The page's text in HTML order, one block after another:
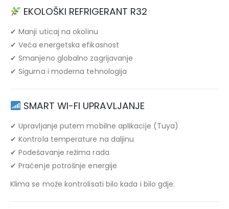
EKOLOŠKI REFRIGERANT R32
✔ Manji uticaj na okolinu
✔ Veća energetska efikasnost
✔ Smanjeno globalno zagrijavanje
✔ Sigurna i moderna tehnologija
SMART WI-FI UPRAVLJANJE
✔ Upravljanje putem mobilne aplikacije (Tuya)
✔ Kontrola temperature na daljinu
✔ Podešavanje režima rada
✔ Praćenje potrošnje energije
Klima se može kontrolisati bilo kada i bilo gdje.